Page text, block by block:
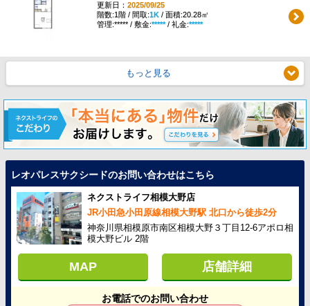
更新日： 2025/09/25
階数:1階 / 間取:1K/ 面積:20.28㎡
管理:***** / 敷金:*****/ 礼金:*****
もっと見る
レオパレスサクシードのお問い合わせはこちら
ネクストライフ相模大野店
JR小田急小田原線相模大野駅 北口から徒歩2分
神奈川県相模原市南区相模大野３丁目12-6アポロ相
模大野ビル 2階
MAP 店舗詳細
お電話でのお問い合わせ